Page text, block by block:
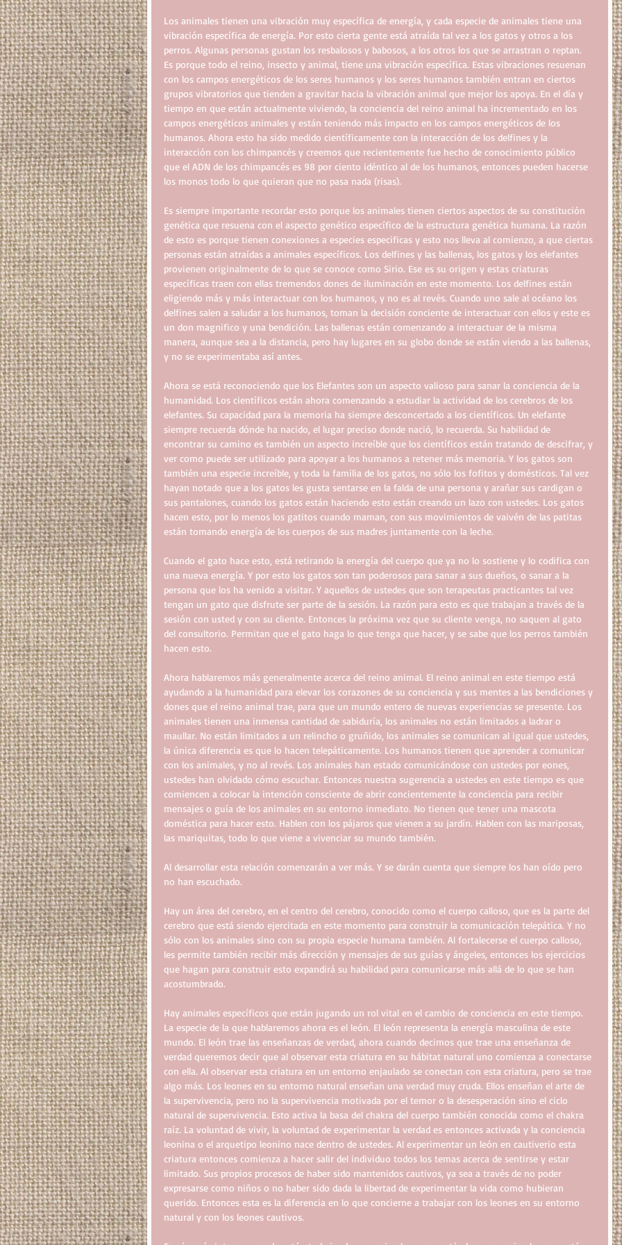
Los animales tienen una vibración muy específica de energía, y cada especie de animales tiene una
vibración específica de energía. Por esto cierta gente está atraída tal vez a los gatos y otros a los
perros. Algunas personas gustan los resbalosos y babosos, a los otros los que se arrastran o reptan.
Es porque todo el reino, insecto y animal, tiene una vibración específica. Estas vibraciones resuenan
con los campos energéticos de los seres humanos y los seres humanos también entran en ciertos
grupos vibratorios que tienden a gravitar hacia la vibración animal que mejor los apoya. En el día y
tiempo en que están actualmente viviendo, la conciencia del reino animal ha incrementado en los
campos energéticos animales y están teniendo más impacto en los campos energéticos de los
humanos. Ahora esto ha sido medido científicamente con la interacción de los delfines y la
interacción con los chimpancés y creemos que recientemente fue hecho de conocimiento público
que el ADN de los chimpancés es 98 por ciento idéntico al de los humanos, entonces pueden hacerse
los monos todo lo que quieran que no pasa nada (risas).
Es siempre importante recordar esto porque los animales tienen ciertos aspectos de su constitución
genética que resuena con el aspecto genético específico de la estructura genética humana. La razón
de esto es porque tienen conexiones a especies especificas y esto nos lleva al comienzo, a que ciertas
personas están atraídas a animales específicos. Los delfines y las ballenas, los gatos y los elefantes
provienen originalmente de lo que se conoce como Sirio. Ese es su origen y estas criaturas
específicas traen con ellas tremendos dones de iluminación en este momento. Los delfines están
eligiendo más y más interactuar con los humanos, y no es al revés. Cuando uno sale al océano los
delfines salen a saludar a los humanos, toman la decisión conciente de interactuar con ellos y este es
un don magnifico y una bendición. Las ballenas están comenzando a interactuar de la misma
manera, aunque sea a la distancia, pero hay lugares en su globo donde se están viendo a las ballenas,
y no se experimentaba así antes.
Ahora se está reconociendo que los Elefantes son un aspecto valioso para sanar la conciencia de la
humanidad. Los científicos están ahora comenzando a estudiar la actividad de los cerebros de los
elefantes. Su capacidad para la memoria ha siempre desconcertado a los científicos. Un elefante
siempre recuerda dónde ha nacido, el lugar preciso donde nació, lo recuerda. Su habilidad de
encontrar su camino es también un aspecto increíble que los científicos están tratando de descifrar, y
ver como puede ser utilizado para apoyar a los humanos a retener más memoria. Y los gatos son
también una especie increíble, y toda la familia de los gatos, no sólo los fofitos y domésticos. Tal vez
hayan notado que a los gatos les gusta sentarse en la falda de una persona y arañar sus cardigan o
sus pantalones, cuando los gatos están haciendo esto están creando un lazo con ustedes. Los gatos
hacen esto, por lo menos los gatitos cuando maman, con sus movimientos de vaivén de las patitas
están tomando energía de los cuerpos de sus madres juntamente con la leche.
Cuando el gato hace esto, está retirando la energía del cuerpo que ya no lo sostiene y lo codifica con
una nueva energía. Y por esto los gatos son tan poderosos para sanar a sus dueños, o sanar a la
persona que los ha venido a visitar. Y aquellos de ustedes que son terapeutas practicantes tal vez
tengan un gato que disfrute ser parte de la sesión. La razón para esto es que trabajan a través de la
sesión con usted y con su cliente. Entonces la próxima vez que su cliente venga, no saquen al gato
del consultorio. Permitan que el gato haga lo que tenga que hacer, y se sabe que los perros también
hacen esto.
Ahora hablaremos más generalmente acerca del reino animal. El reino animal en este tiempo está
ayudando a la humanidad para elevar los corazones de su conciencia y sus mentes a las bendiciones y
dones que el reino animal trae, para que un mundo entero de nuevas experiencias se presente. Los
animales tienen una inmensa cantidad de sabiduría, los animales no están limitados a ladrar o
maullar. No están limitados a un relincho o gruñido, los animales se comunican al igual que ustedes,
la única diferencia es que lo hacen telepáticamente. Los humanos tienen que aprender a comunicar
con los animales, y no al revés. Los animales han estado comunicándose con ustedes por eones,
ustedes han olvidado cómo escuchar. Entonces nuestra sugerencia a ustedes en este tiempo es que
comiencen a colocar la intención consciente de abrir concientemente la conciencia para recibir
mensajes o guía de los animales en su entorno inmediato. No tienen que tener una mascota
doméstica para hacer esto. Hablen con los pájaros que vienen a su jardín. Hablen con las mariposas,
las mariquitas, todo lo que viene a vivenciar su mundo también.
Al desarrollar esta relación comenzarán a ver más. Y se darán cuenta que siempre los han oído pero
no han escuchado.
Hay un área del cerebro, en el centro del cerebro, conocido como el cuerpo calloso, que es la parte del
cerebro que está siendo ejercitada en este momento para construir la comunicación telepática. Y no
sólo con los animales sino con su propia especie humana también. Al fortalecerse el cuerpo calloso,
les permite también recibir más dirección y mensajes de sus guías y ángeles, entonces los ejercicios
que hagan para construir esto expandirá su habilidad para comunicarse más allá de lo que se han
acostumbrado.
Hay animales específicos que están jugando un rol vital en el cambio de conciencia en este tiempo.
La especie de la que hablaremos ahora es el león. El león representa la energía masculina de este
mundo. El león trae las enseñanzas de verdad, ahora cuando decimos que trae una enseñanza de
verdad queremos decir que al observar esta criatura en su hábitat natural uno comienza a conectarse
con ella. Al observar esta criatura en un entorno enjaulado se conectan con esta criatura, pero se trae
algo más. Los leones en su entorno natural enseñan una verdad muy cruda. Ellos enseñan el arte de
la supervivencia, pero no la supervivencia motivada por el temor o la desesperación sino el ciclo
natural de supervivencia. Esto activa la basa del chakra del cuerpo también conocida como el chakra
raíz. La voluntad de vivir, la voluntad de experimentar la verdad es entonces activada y la conciencia
leonina o el arquetipo leonino nace dentro de ustedes. Al experimentar un león en cautiverio esta
criatura entonces comienza a hacer salir del individuo todos los temas acerca de sentirse y estar
limitado. Sus propios procesos de haber sido mantenidos cautivos, ya sea a través de no poder
expresarse como niños o no haber sido dada la libertad de experimentar la vida como hubieran
querido. Entonces esta es la diferencia en lo que concierne a trabajar con los leones en su entorno
natural y con los leones cautivos.